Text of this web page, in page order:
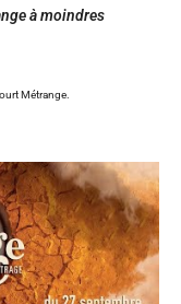
à moindres
Métrange.